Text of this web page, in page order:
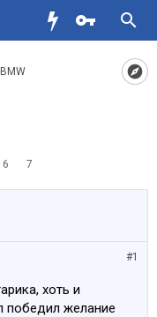
6 7
#1
хоть и
победил желание